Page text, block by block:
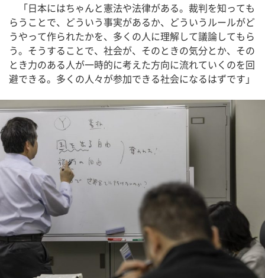
「日本にはちゃんと憲法や法律がある。裁判を知っても
らうことで、どういう事実があるか、どういうルールがど
うやって作られたかを、多くの人に理解して議論してもら
う。そうすることで、社会が、そのときの気分とか、その
とき力のある人が一時的に考えた方向に流れていくのを回
避できる。多くの人々が参加できる社会になるはずです」